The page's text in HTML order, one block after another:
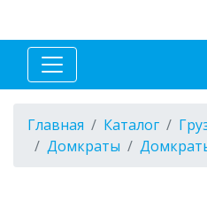
Главная Каталог
Домкраты